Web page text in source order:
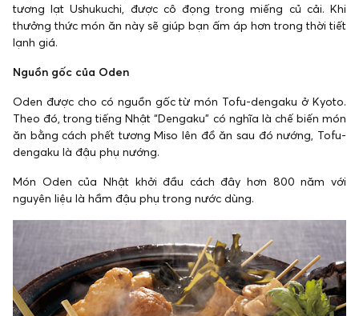
tương lạt Ushukuchi, được cô đọng trong miếng củ cải. Khi
thưởng thức món ăn này sẽ giúp bạn ấm áp hơn trong thời tiết
lạnh giá.
Nguồn gốc của Oden
Oden được cho có nguồn gốc từ món Tofu-dengaku ở Kyoto.
Theo đó, trong tiếng Nhật “Dengaku” có nghĩa là chế biến món
ăn bằng cách phết tương Miso lên đồ ăn sau đó nướng, Tofu-
dengaku là đậu phụ nướng.
Món Oden của Nhật khởi đầu cách đây hơn 800 năm với
nguyên liệu là hầm đậu phụ trong nước dùng.